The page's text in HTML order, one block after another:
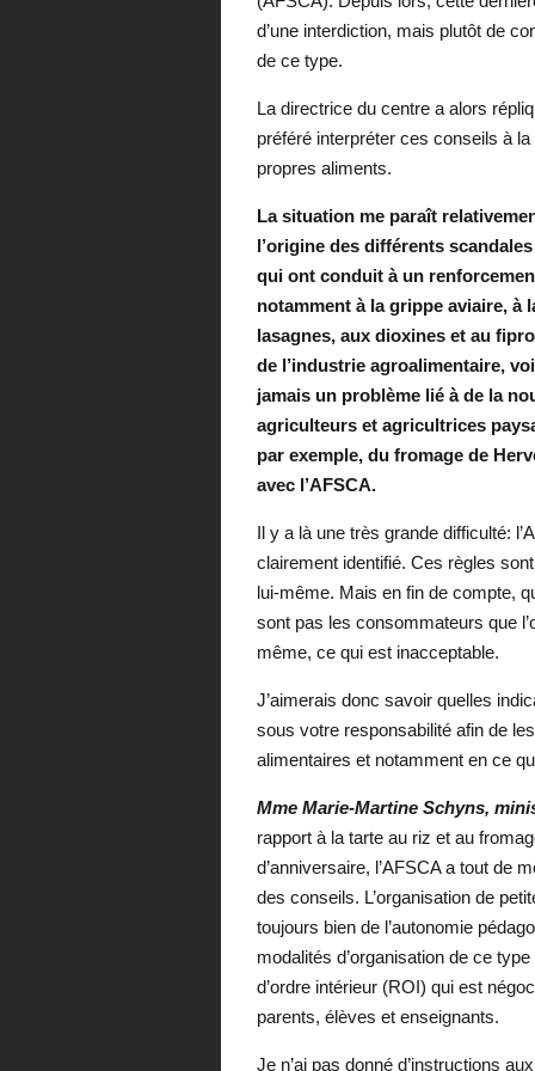
d’une interdiction, mais plutôt de
de ce type.
La directrice du centre a alors
préféré interpréter ces conseils à
propres aliments.
La situation me paraît
l’origine des différents
qui ont conduit à un
notamment à la grippe aviaire, à
lasagnes, aux dioxines et au
de l’industrie agroalimentaire,
jamais un problème lié à de la
agriculteurs et agricultrices
par exemple, du fromage de
avec l’AFSCA.
Il y a là une très grande difficulté:
clairement identifié. Ces règles
lui-même. Mais en fin de compte,
sont pas les consommateurs que
même, ce qui est inacceptable.
J’aimerais donc savoir quelles
sous votre responsabilité afin de
alimentaires et notamment en ce
Mme Marie-Martine Schyns,
rapport à la tarte au riz et au
d’anniversaire, l’AFSCA a tout de
des conseils. L’organisation de
toujours bien de l’autonomie
modalités d’organisation de ce
d’ordre intérieur (ROI) qui est
parents, élèves et enseignants.
Je n’ai pas donné d’instructions